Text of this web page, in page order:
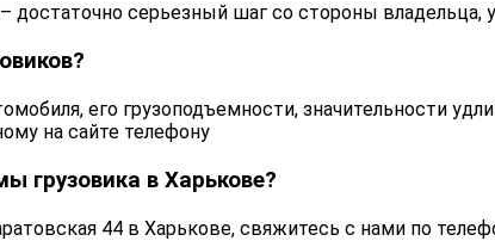
достаточно серьезный шаг со стороны владельца,
его грузоподъемности, значительности
на сайте телефону
грузовика в Харькове?
44 в Харькове, свяжитесь с нами по